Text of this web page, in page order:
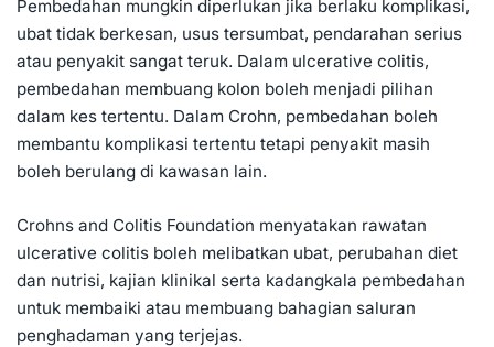
Pembedahan mungkin diperlukan jika berlaku komplikasi,
ubat tidak berkesan, usus tersumbat, pendarahan serius
atau penyakit sangat teruk. Dalam ulcerative colitis,
pembedahan membuang kolon boleh menjadi pilihan
dalam kes tertentu. Dalam Crohn, pembedahan boleh
membantu komplikasi tertentu tetapi penyakit masih
boleh berulang di kawasan lain.
Crohns and Colitis Foundation menyatakan rawatan
ulcerative colitis boleh melibatkan ubat, perubahan diet
dan nutrisi, kajian klinikal serta kadangkala pembedahan
untuk membaiki atau membuang bahagian saluran
penghadaman yang terjejas.